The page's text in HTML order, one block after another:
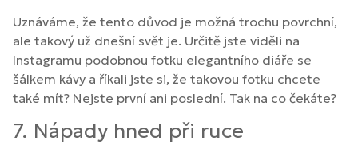
Uznáváme, že tento důvod je možná trochu povrchní,
ale takový už dnešní svět je. Určitě jste viděli na
Instagramu podobnou fotku elegantního diáře se
šálkem kávy a říkali jste si, že takovou fotku chcete
také mít? Nejste první ani poslední. Tak na co čekáte?
7. Nápady hned při ruce